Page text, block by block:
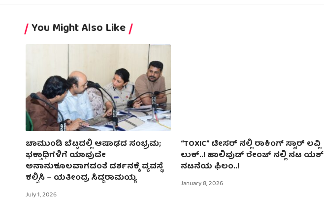
You Might Also Like
ಚಾಮುಂಡಿ ಬೆಟ್ಟದಲ್ಲಿ ಆಷಾಢದ ಸಂಭ್ರಮ;
ಭಕ್ತಾಧಿಗಳಿಗೆ ಯಾವುದೇ
ಅನಾನುಕೂಲವಾಗದಂತೆ ದರ್ಶನಕ್ಕೆ ವ್ಯವಸ್ಥೆ
ಕಲ್ಪಿಸಿ – ಯತೀಂದ್ರ ಸಿದ್ದರಾಮಯ್ಯ
July 1, 2026
“TOXIC” ಟೀಸರ್ ನಲ್ಲಿ ರಾಕಿಂಗ್ ಸ್ಟಾರ್ ಲವ್ಲಿ
ಲುಕ್..! ಹಾಲಿವುಡ್ ರೇಂಜ್ ನಲ್ಲಿ ನಟ ಯಶ್
ನಟನೆಯ ಫಿಲಂ..!
January 8, 2026